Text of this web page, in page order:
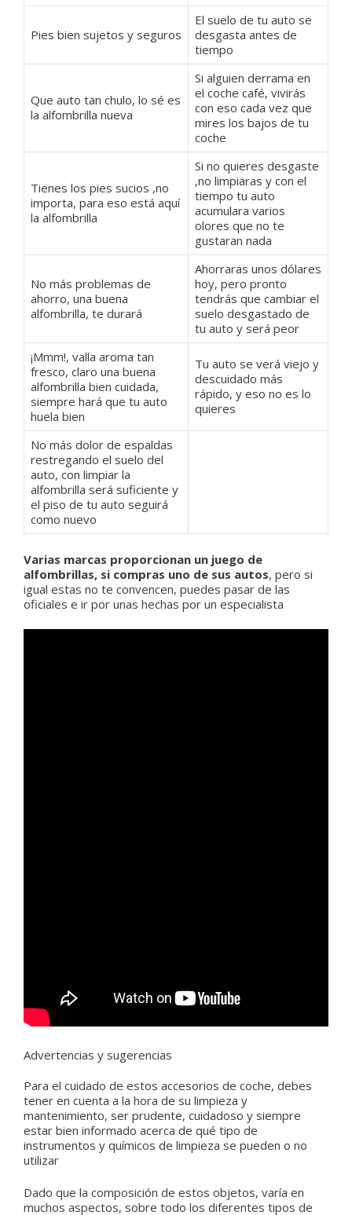
Pies bien sujetos y seguros
El suelo de tu auto se
desgasta antes de
tiempo
Que auto tan chulo, lo sé es
la alfombrilla nueva
Si alguien derrama en
el coche café, vivirás
con eso cada vez que
mires los bajos de tu
coche
Tienes los pies sucios ,no
importa, para eso está aquí
la alfombrilla
Si no quieres desgaste
,no limpiaras y con el
tiempo tu auto
acumulara varios
olores que no te
gustaran nada
No más problemas de
ahorro, una buena
alfombrilla, te durará
Ahorraras unos dólares
hoy, pero pronto
tendrás que cambiar el
suelo desgastado de
tu auto y será peor
¡Mmm!, valla aroma tan
fresco, claro una buena
alfombrilla bien cuidada,
siempre hará que tu auto
huela bien
Tu auto se verá viejo y
descuidado más
rápido, y eso no es lo
quieres
No más dolor de espaldas
restregando el suelo del
auto, con limpiar la
alfombrilla será suficiente y
el piso de tu auto seguirá
como nuevo
Varias marcas proporcionan un juego de
alfombrillas, si compras uno de sus autos, pero si
igual estas no te convencen, puedes pasar de las
oficiales e ir por unas hechas por un especialista
Advertencias y sugerencias
Para el cuidado de estos accesorios de coche, debes
tener en cuenta a la hora de su limpieza y
mantenimiento, ser prudente, cuidadoso y siempre
estar bien informado acerca de qué tipo de
instrumentos y químicos de limpieza se pueden o no
utilizar
Dado que la composición de estos objetos, varía en
muchos aspectos, sobre todo los diferentes tipos de